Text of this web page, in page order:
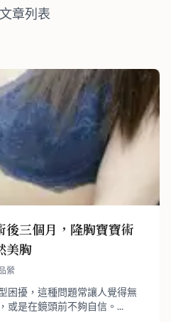
章列表
後三個月，隆胸寶寶術
美胸
縈
困擾，這種問題常讓人覺得無
或是在鏡頭前不夠自信。...